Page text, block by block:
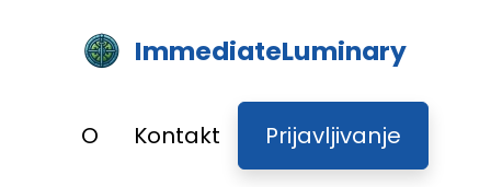
ImmediateLuminary
O Kontakt Prijavljivanje